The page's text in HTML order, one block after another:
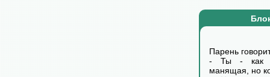
Парень
- Ты - как
манящая, но